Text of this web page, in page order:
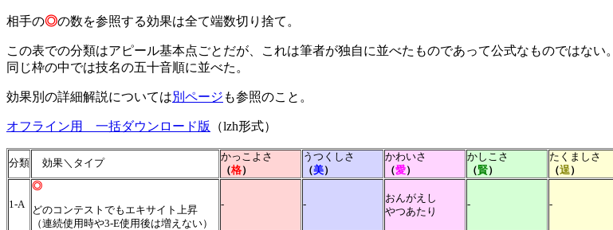
相手の◎の数を参照する効果は全て端数切り捨て。
この表での分類はアピール基本点ごとだが、これは筆者が独自に並べたものであって公式なものではない。
同じ枠の中では技名の五十音順に並べた。
効果別の詳細解説については別ページ も参照のこと。
オフライン用 一括ダウンロード版 （lzh形式）
分類 効果＼タイプ
かっこよさ
（格）
うつくしさ
（美）
かわいさ
（愛）
かしこさ
（賢）
たくましさ
（逞）
1-A
◎
どのコンテストでもエキサイト上昇
（連続使用時や3-E使用後は増えない）
- -
おんがえし
やつあたり
- -